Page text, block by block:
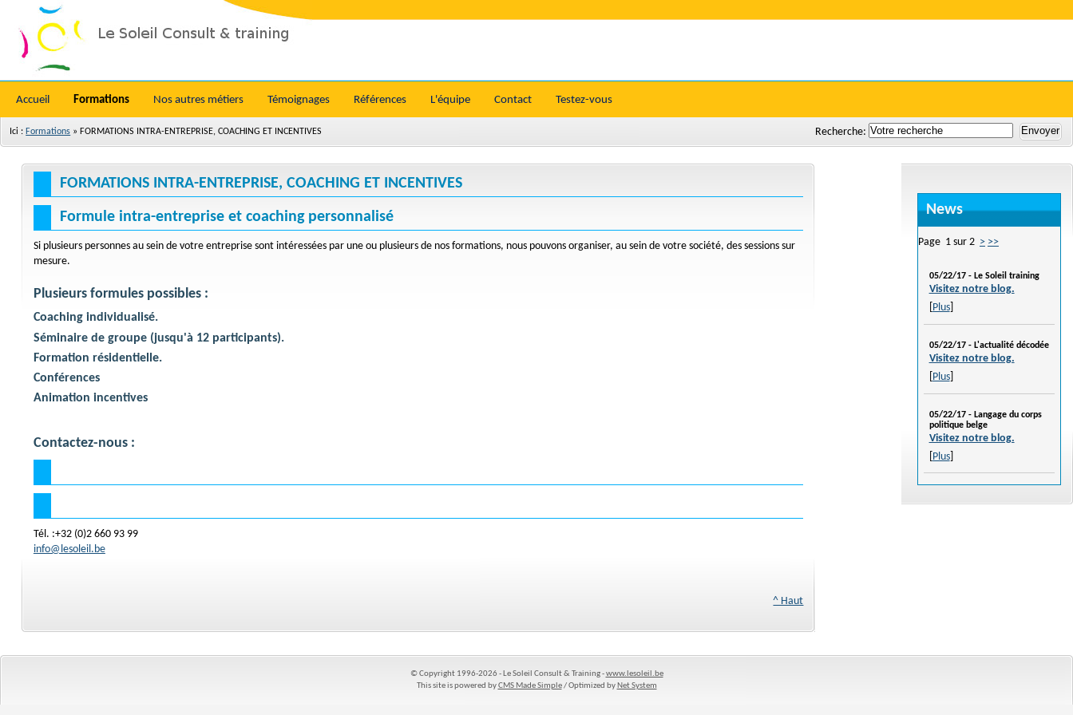
Accueil Formations Nos autres métiers Témoignages Références L'équipe Contact Testez-vous
Recherche:
Ici : Formations » FORMATIONS INTRA-ENTREPRISE, COACHING ET INCENTIVES
News
Page 1 sur 2 > >>
05/22/17 - Le Soleil training
Visitez notre blog.
Plus]
05/22/17 - L'actualité décodée
Visitez notre blog.
Plus]
05/22/17 - Langage du corps
politique belge
Visitez notre blog.
Plus]
FORMATIONS INTRA-ENTREPRISE, COACHING ET INCENTIVES
Formule intra-entreprise et coaching personnalisé
Si plusieurs personnes au sein de votre entreprise sont intéressées par une ou plusieurs de nos formations, nous pouvons organiser, au sein de votre société, des sessions sur
mesure.
Plusieurs formules possibles :
Coaching individualisé.
Séminaire de groupe (jusqu'à 12 participants).
Formation résidentielle.
Conférences
Animation incentives
Contactez-nous :
Tél. :+32 (0)2 660 93 99
info@lesoleil.be
^ Haut
© Copyright 1996-2026 - Le Soleil Consult & Training -www.lesoleil.be
This site is powered byCMS Made Simple/ Optimized by Net System